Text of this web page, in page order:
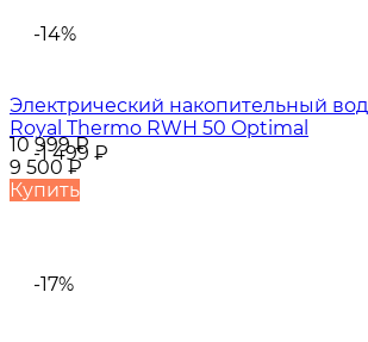
-14%
-1 499 ₽
Электрический накопительный
Royal Thermo RWH 50 Optimal
10 999₽
9 500₽
Купить
-17%